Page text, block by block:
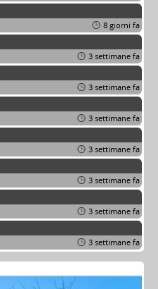
8 giorni fa
3 settimane fa
3 settimane fa
3 settimane fa
3 settimane fa
3 settimane fa
3 settimane fa
3 settimane fa